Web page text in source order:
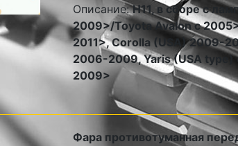
Описание:Н11, в сборе с
2009>/Toyota Avalon c
2011>, Corolla (USA) 2009-
2006-2009, Yaris (USA
2009>
Фара противотуманная